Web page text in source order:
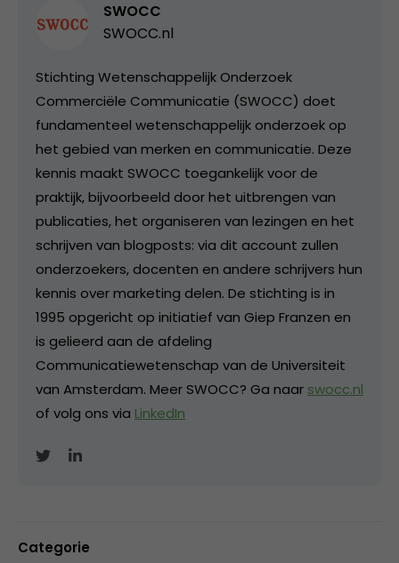
SWOCC
SWOCC.nl
Stichting Wetenschappelijk Onderzoek
Commerciële Communicatie (SWOCC) doet
fundamenteel wetenschappelijk onderzoek op
het gebied van merken en communicatie. Deze
kennis maakt SWOCC toegankelijk voor de
praktijk, bijvoorbeeld door het uitbrengen van
publicaties, het organiseren van lezingen en het
schrijven van blogposts: via dit account zullen
onderzoekers, docenten en andere schrijvers hun
kennis over marketing delen. De stichting is in
1995 opgericht op initiatief van Giep Franzen en
is gelieerd aan de afdeling
Communicatiewetenschap van de Universiteit
van Amsterdam. Meer SWOCC? Ga naar swocc.nl
of volg ons via LinkedIn
Categorie